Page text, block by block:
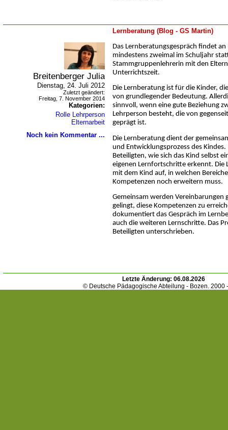
Lernberatung (Blog - GS Martin)
Breitenberger Julia
Dienstag, 24. Juli 2012
Zuletzt geändert:
Freitag, 7. November 2014
Kategorien:
Rolle Lehrperson
Elternarbeit
Noch kein Kommentar ...
Das Lernberatungsgespräch findet
mindestens zweimal im Schuljahr
Stammgruppenlehrerin mit den
Unterrichtszeit.
Die Lernberatung ist für die Kinder,
von grundlegender Bedeutung.
sinnvoll, wenn eine gute Beziehung
Lehrperson besteht, die von
geprägt ist.
Die Lernberatung dient der
und Entwicklungsprozess des Kindes.
Beteiligten, wie sich das Kind selbst
eigenen Lernfortschritte erkennt. Die
mit dem Kind auf, in welchen
Kompetenzen noch erweitern muss.
Gemeinsam werden Vereinbarungen
gelingt, diese Kompetenzen zu
dokumentiert das Gespräch im
auch die weiteren Lernschritte. Das
Beteiligten unterschrieben.
Letzte Änderung: 06.08.2026
© Deutsche Pädagogische Abteilung - Bozen. 2000